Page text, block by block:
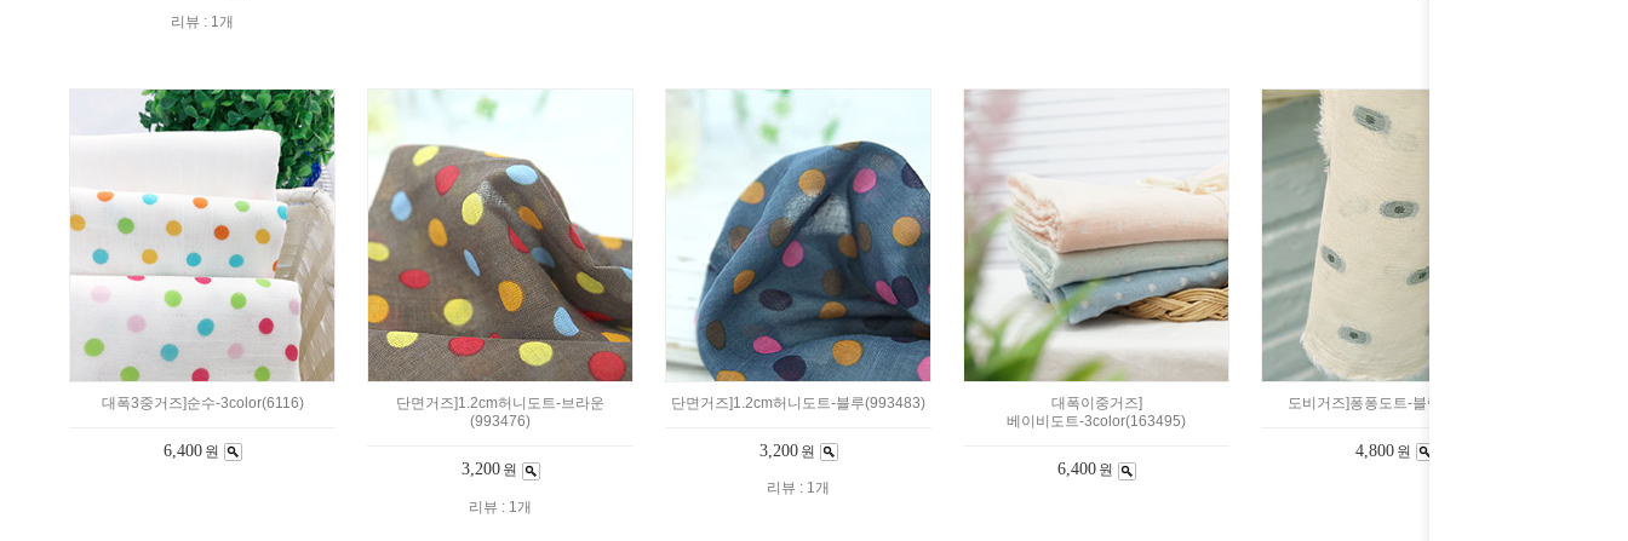
리뷰 : 1개
대폭3중거즈]순수-3color(6116)
6,400 원
단면거즈]1.2cm허니도트-브라운
(993476)
3,200 원
리뷰 : 1개
단면거즈]1.2cm허니도트-블루(993483)
3,200 원
리뷰 : 1개
대폭이중거즈]
베이비도트-3color(163495)
6,400 원
도비거즈]퐁퐁도트-블랙(727720)
4,800 원